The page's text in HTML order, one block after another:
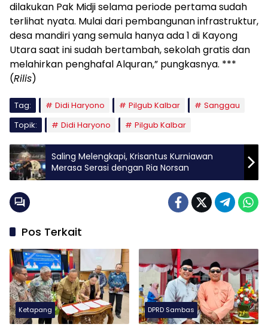
dilakukan Pak Midji selama periode pertama sudah
terlihat nyata. Mulai dari pembangunan infrastruktur,
desa mandiri yang semula hanya ada 1 di Kayong
Utara saat ini sudah bertambah, sekolah gratis dan
melahirkan penghafal Alquran,” pungkasnya. ***
(Rilis)
Tag: Didi Haryono Pilgub Kalbar
Sanggau
Topik:
Didi Haryono Pilgub Kalbar
Saling Melengkapi, Krisantus Kurniawan
Merasa Serasi dengan Ria Norsan
Pos Terkait
Ketapang DPRD Sambas